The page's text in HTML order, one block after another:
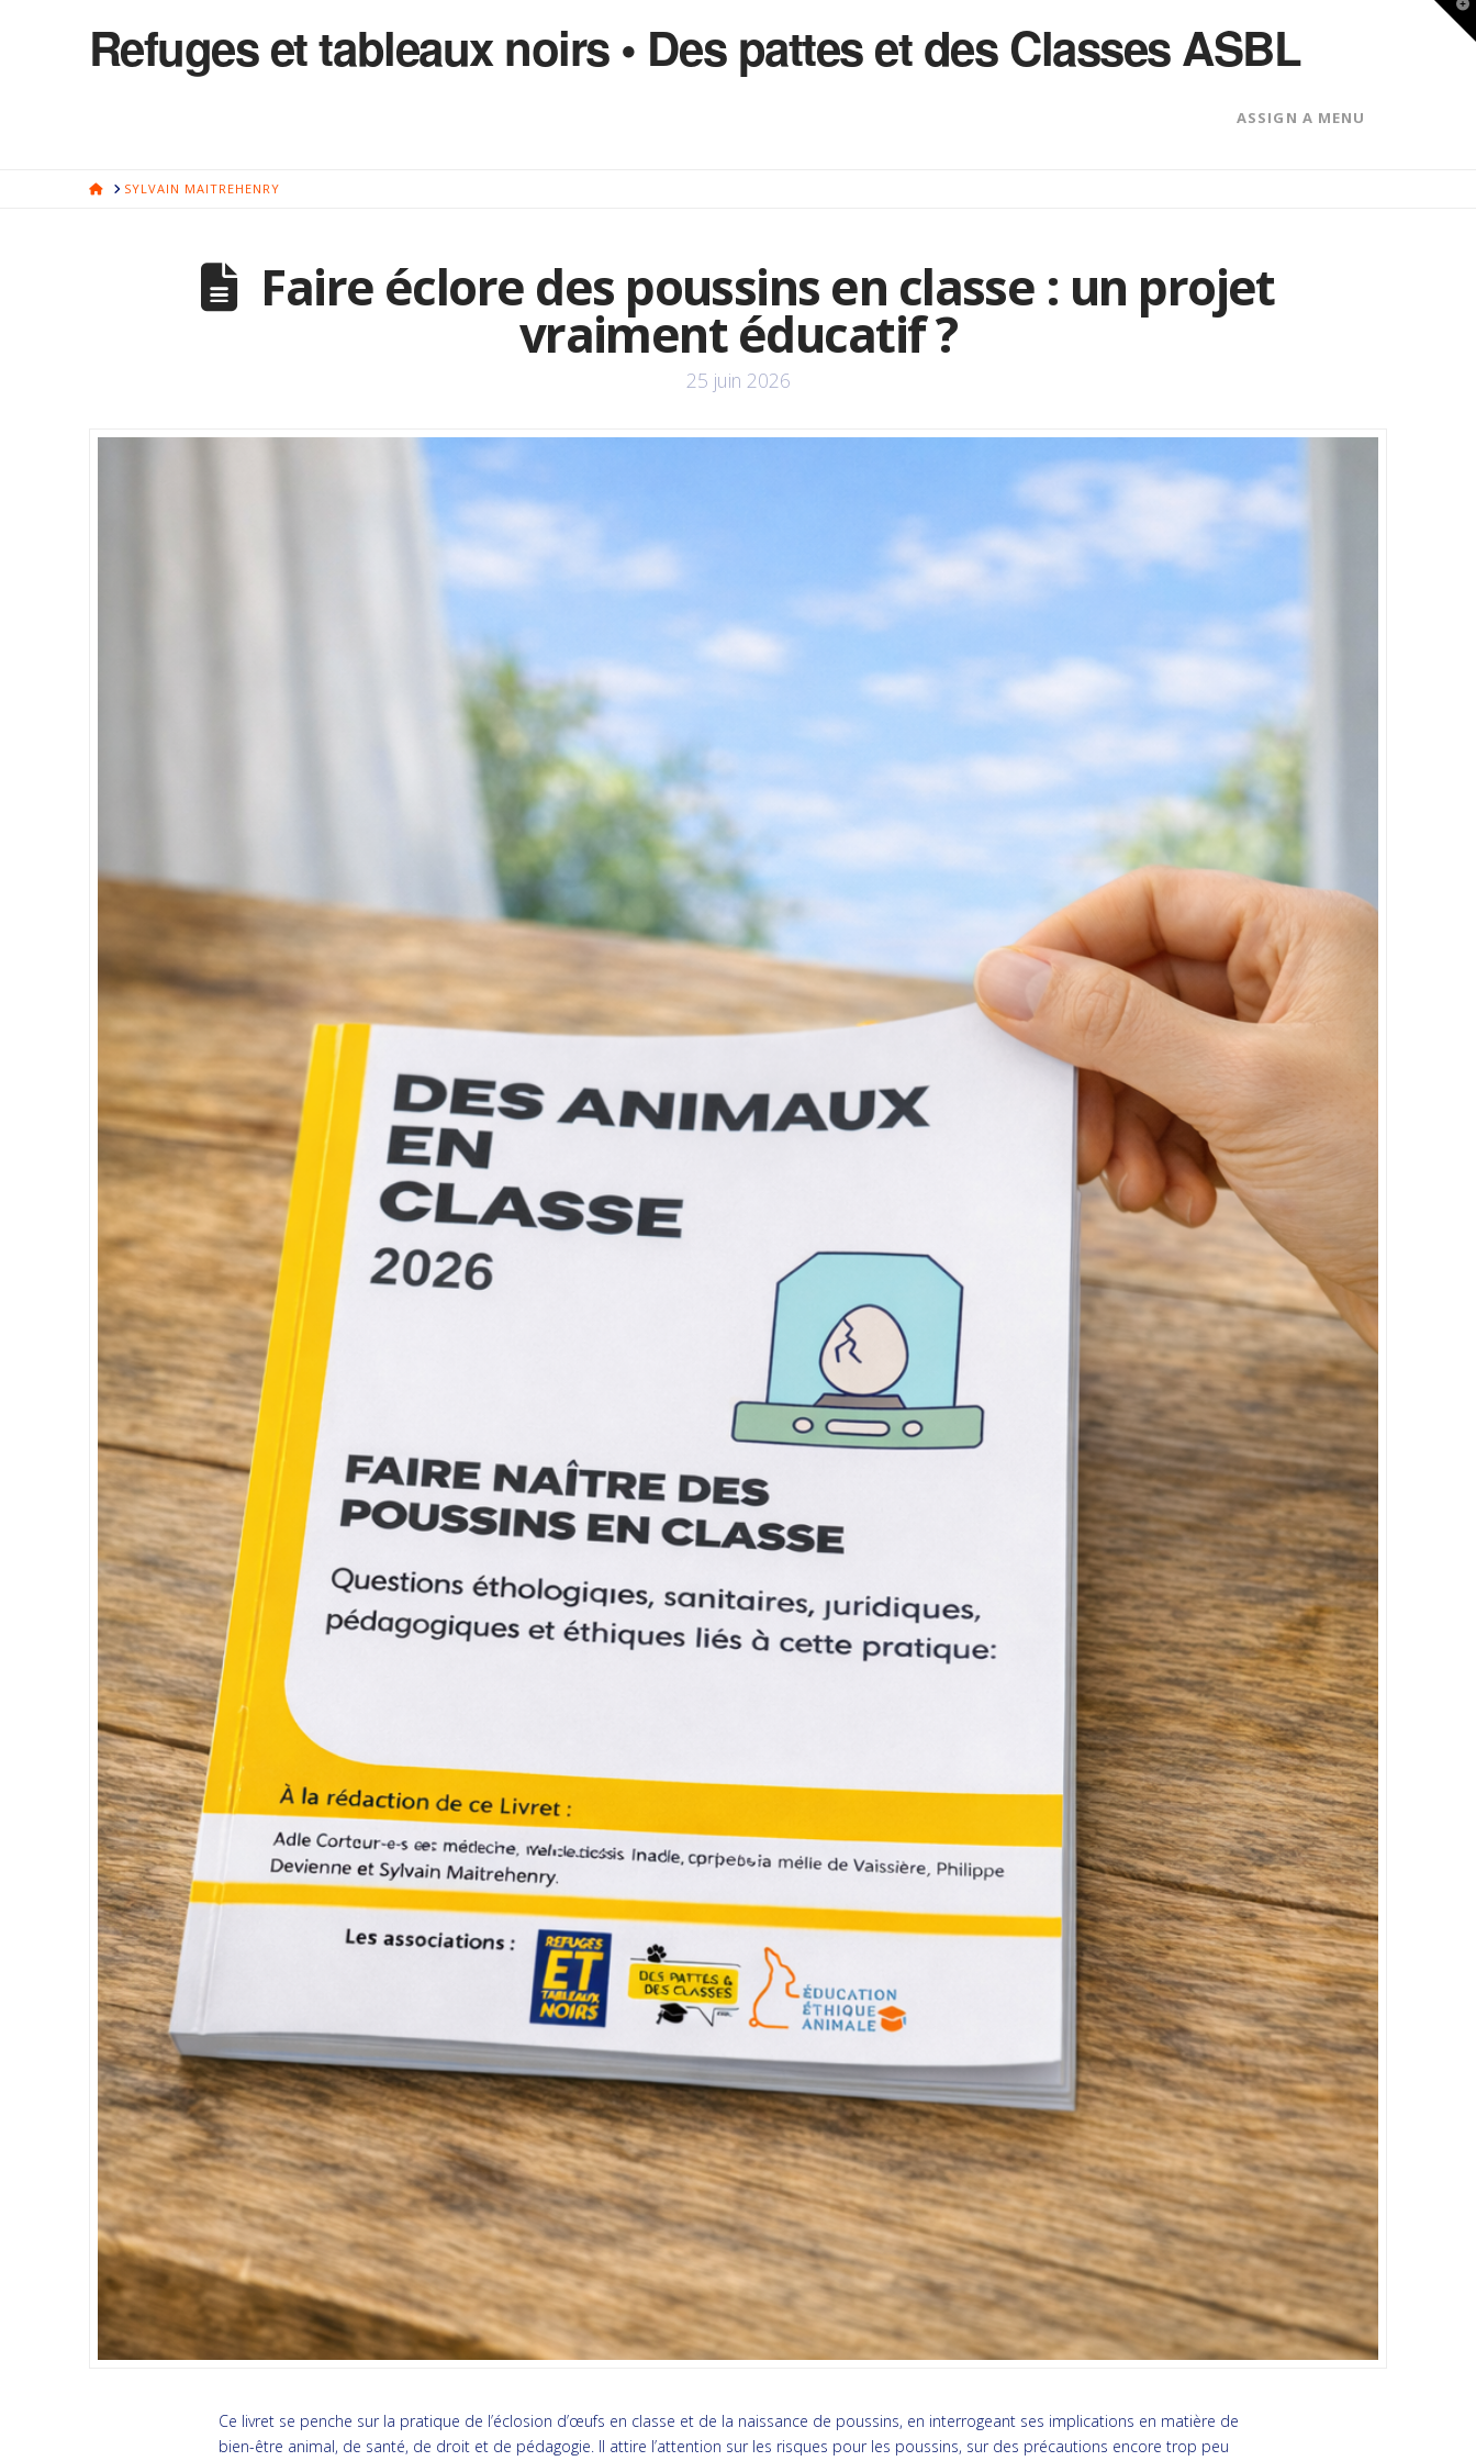
Refuges et tableaux noirs • Des pattes et des Classes ASBL
ASSIGN A MENU
HOMESYLVAIN MAITREHENRY
Faire éclore des poussins en classe : un projet
vraiment éducatif ?
25 juin 2026
Ce livret se penche sur la pratique de l’éclosion d’œufs en classe et de la naissance de poussins, en interrogeant ses implications en matière de
bien-être animal, de santé, de droit et de pédagogie. Il attire l’attention sur les risques pour les poussins, sur des précautions encore trop peu